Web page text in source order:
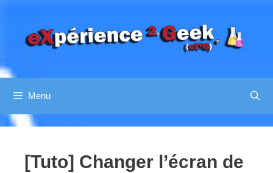
contenu
Menu
[Tuto] Changer l’écran de